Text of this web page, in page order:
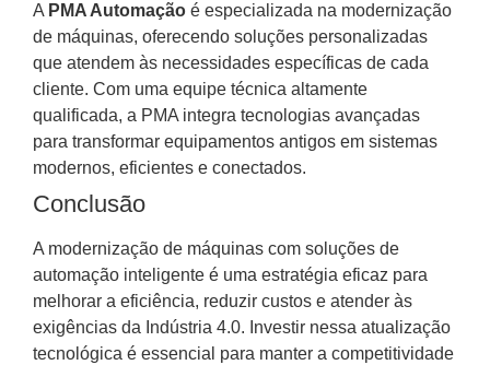
A PMA Automação é especializada na modernização
de máquinas, oferecendo soluções personalizadas
que atendem às necessidades específicas de cada
cliente. Com uma equipe técnica altamente
qualificada, a PMA integra tecnologias avançadas
para transformar equipamentos antigos em sistemas
modernos, eficientes e conectados.
Conclusão
A modernização de máquinas com soluções de
automação inteligente é uma estratégia eficaz para
melhorar a eficiência, reduzir custos e atender às
exigências da Indústria 4.0. Investir nessa atualização
tecnológica é essencial para manter a competitividade